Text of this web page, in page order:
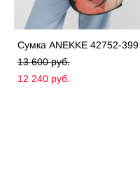
Сумка ANEKKE 42752-399
13 600 pуб.
12 240 pуб.